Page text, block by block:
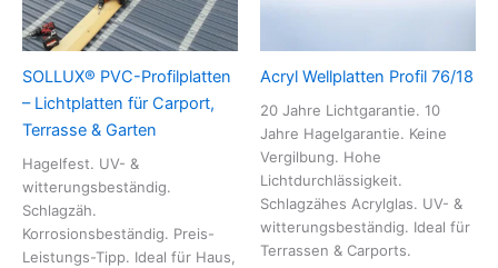
SOLLUX® PVC-Profilplatten
– Lichtplatten für Carport,
Terrasse & Garten
Hagelfest. UV- &
witterungsbeständig.
Schlagzäh.
Korrosionsbeständig. Preis-
Leistungs-Tipp. Ideal für Haus,
Acryl Wellplatten Profil 76/18
20 Jahre Lichtgarantie. 10
Jahre Hagelgarantie. Keine
Vergilbung. Hohe
Lichtdurchlässigkeit.
Schlagzähes Acrylglas. UV- &
witterungsbeständig. Ideal für
Terrassen & Carports.